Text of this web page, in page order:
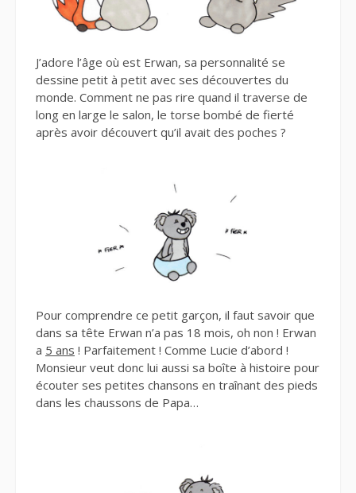
J’adore l’âge où est Erwan, sa personnalité se
dessine petit à petit avec ses découvertes du
monde. Comment ne pas rire quand il traverse de
long en large le salon, le torse bombé de fierté
après avoir découvert qu’il avait des poches ?
Pour comprendre ce petit garçon, il faut savoir que
dans sa tête Erwan n’a pas 18 mois, oh non ! Erwan
a 5 ans ! Parfaitement ! Comme Lucie d’abord !
Monsieur veut donc lui aussi sa boîte à histoire pour
écouter ses petites chansons en traînant des pieds
dans les chaussons de Papa…